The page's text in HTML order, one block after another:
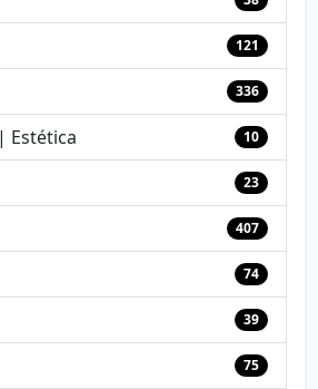
121
336
Estética 10
23
407
74
39
75